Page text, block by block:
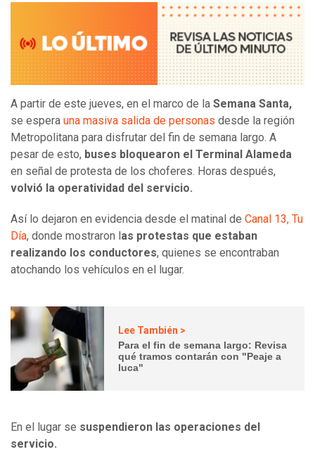
A partir de este jueves, en el marco de la Semana Santa,
se espera una masiva salida de personas desde la región
Metropolitana para disfrutar del fin de semana largo. A
pesar de esto, buses bloquearon el Terminal Alameda
en señal de protesta de los choferes. Horas después,
volvió la operatividad del servicio.
Así lo dejaron en evidencia desde el matinal de Canal 13, Tu
Día, donde mostraron las protestas que estaban
realizando los conductores, quienes se encontraban
atochando los vehículos en el lugar.
Lee También >
Para el fin de semana largo: Revisa
qué tramos contarán con "Peaje a
luca"
En el lugar se suspendieron las operaciones del
servicio.